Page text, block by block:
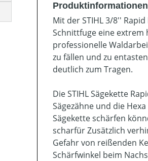
Mit der STIHL 3/8''
Schnittfuge eine extrem
professionelle
zu fällen und zu
deutlich zum Tragen.
Die STIHL Sägekette
Sägezähne und die
Sägekette schärfen
scharfür Zusätzlich
Gefahr von reißenden
Schärfwinkel beim